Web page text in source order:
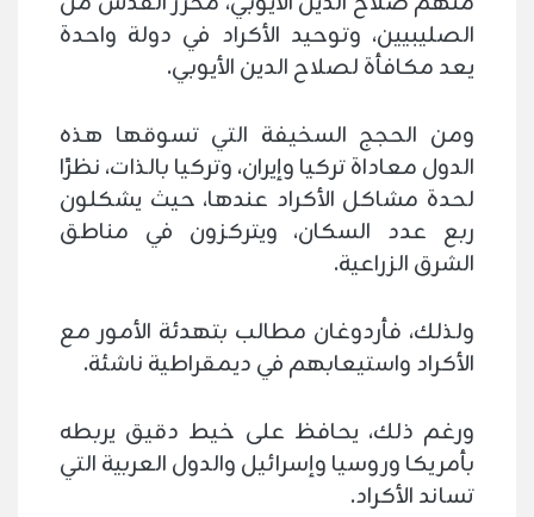
الصليبيين، وتوحيد الأكراد في دولة واحدة
يعد مكافأة لصلاح الدين الأيوبي.
ومن الحجج السخيفة التي تسوقها هذه
الدول معاداة تركيا وإيران، وتركيا بالذات، نظرًا
لحدة مشاكل الأكراد عندها، حيث يشكلون
ربع عدد السكان، ويتركزون في مناطق
الشرق الزراعية.
ولذلك، فأردوغان مطالب بتهدئة الأمور مع
الأكراد واستيعابهم في ديمقراطية ناشئة.
ورغم ذلك، يحافظ على خيط دقيق يربطه
بأمريكا وروسيا وإسرائيل والدول العربية التي
تساند الأكراد.